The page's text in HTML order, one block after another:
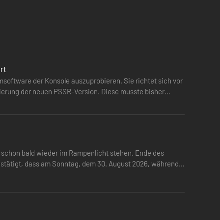
der Konsole auszuprobieren. Sie richtet sich vor
der neuen PSSR-Version. Diese musste bisher
bald wieder im Rampenlicht stehen. Ende des
dass am Sonntag, dem 30. August 2026, während